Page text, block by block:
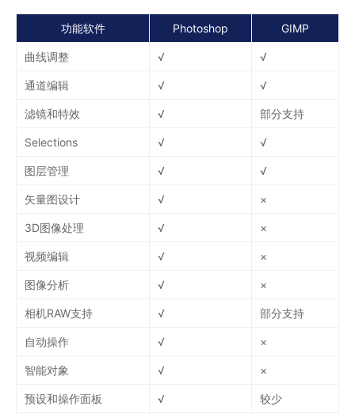
功能软件 Photoshop GIMP
曲线调整 √ √
通道编辑 √ √
滤镜和特效 √ 部分支持
Selections √ √
图层管理 √ √
矢量图设计 √ ×
3D图像处理 √ ×
视频编辑 √ ×
图像分析 √ ×
相机RAW支持 √ 部分支持
自动操作 √ ×
智能对象 √ ×
预设和操作面板 √ 较少